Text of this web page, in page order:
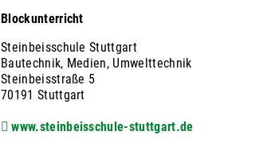
Blockunterricht
Steinbeisschule Stuttgart
Bautechnik, Medien, Umwelttechnik
Steinbeisstraße 5
70191 Stuttgart
www.steinbeisschule-stuttgart.de